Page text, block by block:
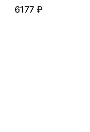
6177 ₽